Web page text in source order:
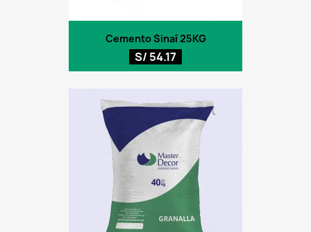
Cemento Sinaí 25KG
S/ 54.17